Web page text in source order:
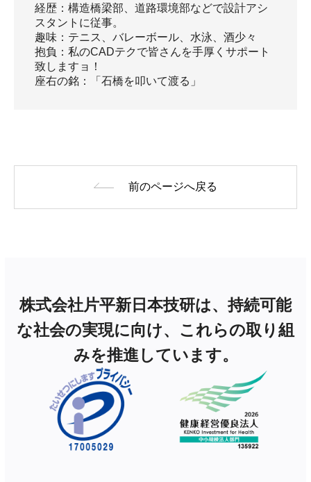
経歴：構造橋梁部、道路環境部などで設計アシ
スタントに従事。
趣味：テニス、バレーボール、水泳、酒少々
抱負：私のCADテクで皆さんを手厚くサポート
致しますョ！
座右の銘：「石橋を叩いて渡る」
前のページへ戻る
株式会社片平新日本技研は、持続可能
な社会の実現に向け、これらの取り組
みを推進しています。